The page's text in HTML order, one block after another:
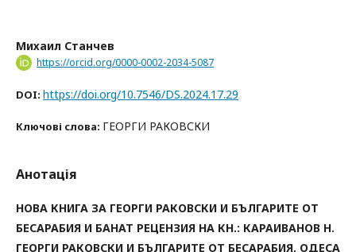
Михаил Станчев
https://orcid.org/0000-0002-2034-5087
DOI: https://doi.org/10.7546/DS.2024.17.29
Ключові слова: ГЕОРГИ РАКОВСКИ
Анотація
НОВА КНИГА ЗА ГЕОРГИ РАКОВСКИ И БЪЛГАРИТЕ ОТ
БЕСАРАБИЯ И БАНАТ РЕЦЕНЗИЯ НА КН.: КАРАИВАНОВ Н.
ГЕОРГИ РАКОВСКИ И БЪЛГАРИТЕ ОТ БЕСАРАБИЯ, ОДЕСА